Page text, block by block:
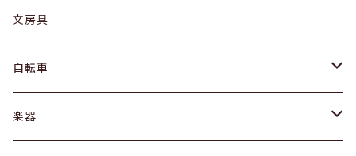
デスク / コンソール
ドレッサー
シェルフ
ピアス / イヤリング
バッグ
アウター
トップス
カップ / マグ
プレート / ボウル
カトラリー
文房具
自転車
dahon
楽器